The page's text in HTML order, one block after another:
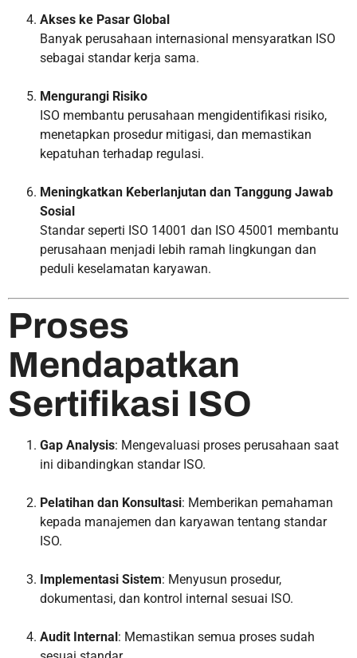
Akses ke Pasar Global
Banyak perusahaan internasional mensyaratkan ISO
sebagai standar kerja sama.
Mengurangi Risiko
ISO membantu perusahaan mengidentifikasi risiko,
menetapkan prosedur mitigasi, dan memastikan
kepatuhan terhadap regulasi.
Meningkatkan Keberlanjutan dan Tanggung Jawab
Sosial
Standar seperti ISO 14001 dan ISO 45001 membantu
perusahaan menjadi lebih ramah lingkungan dan
peduli keselamatan karyawan.
Proses
Mendapatkan
Sertifikasi ISO
Gap Analysis: Mengevaluasi proses perusahaan saat
ini dibandingkan standar ISO.
Pelatihan dan Konsultasi: Memberikan pemahaman
kepada manajemen dan karyawan tentang standar
ISO.
Implementasi Sistem: Menyusun prosedur,
dokumentasi, dan kontrol internal sesuai ISO.
Audit Internal : Memastikan semua proses sudah